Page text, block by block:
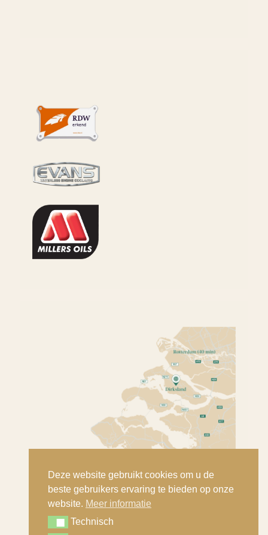
Deze website gebruikt cookies om u de
beste gebruikers ervaring te bieden op onze
website. Meer informatie
TechnischTechnisch